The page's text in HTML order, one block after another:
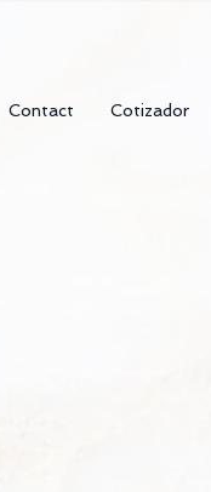
Contact Cotizador